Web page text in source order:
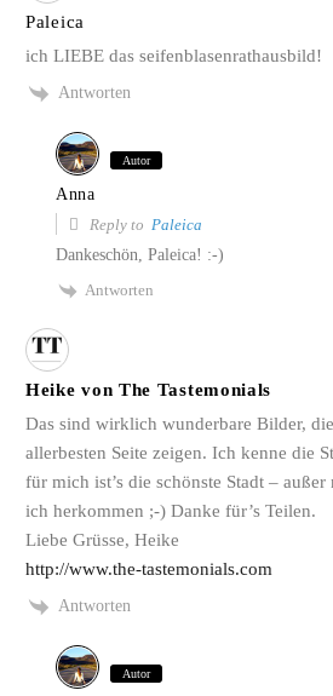
Paleica
ich LIEBE das seifenblasenrathausbild!
Antworten
Autor
Anna
Reply to Paleica
Dankeschön, Paleica! :-)
Antworten
Heike von The Tastemonials
Das sind wirklich wunderbare Bilder,
allerbesten Seite zeigen. Ich kenne die
für mich ist’s die schönste Stadt –
ich herkommen ;-) Danke für’s Teilen.
Liebe Grüsse, Heike
http://www.the-tastemonials.com
Antworten
Autor